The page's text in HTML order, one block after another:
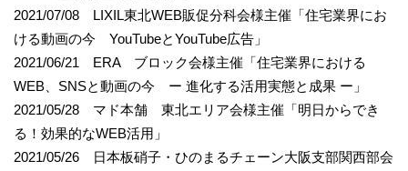
2021/07/08 LIXIL東北WEB販促分科会様主催「住宅業界にお
ける動画の今 YouTubeとYouTube広告」
2021/06/21 ERA ブロック会様主催「住宅業界における
WEB、SNSと動画の今 ー 進化する活用実態と成果 ー」
2021/05/28 マド本舗 東北エリア会様主催「明日からでき
る！効果的なWEB活用」
2021/05/26 日本板硝子・ひのまるチェーン大阪支部関西部会